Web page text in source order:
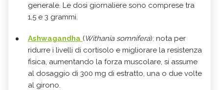
generale. Le dosi giornaliere sono comprese tra
1,5 e 3 grammi.
Ashwagandha (Withania somnifera): nota per
ridurre i livelli di cortisolo e migliorare la resistenza
fisica, aumentando la forza muscolare, si assume
al dosaggio di 300 mg di estratto, una o due volte
al girono.